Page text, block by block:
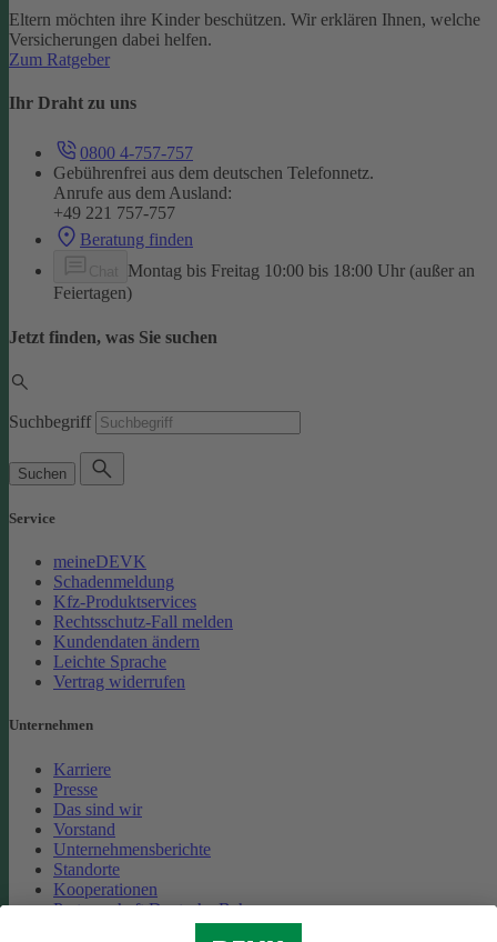
Eltern möchten ihre Kinder beschützen. Wir erklären Ihnen, welche
Versicherungen dabei helfen.
Zum Ratgeber
Ihr Draht zu uns
0800 4-757-757
Gebührenfrei aus dem deutschen Telefonnetz.
Anrufe aus dem Ausland:
+49 221 757-757
Beratung finden
Montag bis Freitag 10:00 bis 18:00 Uhr (außer an
Feiertagen)
Jetzt finden, was Sie suchen
Suchbegriff
Suchen
Service
meineDEVK
Schadenmeldung
Kfz-Produktservices
Rechtsschutz-Fall melden
Kundendaten ändern
Leichte Sprache
Vertrag widerrufen
Unternehmen
Karriere
Presse
Das sind wir
Vorstand
Unternehmensberichte
Standorte
Kooperationen
Partnerschaft Deutsche Bahn